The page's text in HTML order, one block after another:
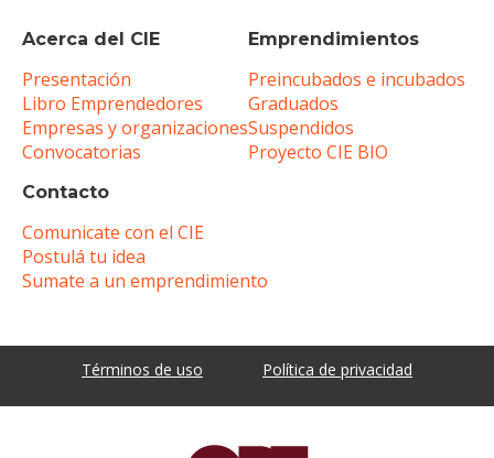
Acerca del CIE
Presentación
Libro Emprendedores
Empresas y organizaciones
Convocatorias
Emprendimientos
Preincubados e incubados
Graduados
Suspendidos
Proyecto CIE BIO
Contacto
Comunicate con el CIE
Postulá tu idea
Sumate a un emprendimiento
Términos de uso Política de privacidad